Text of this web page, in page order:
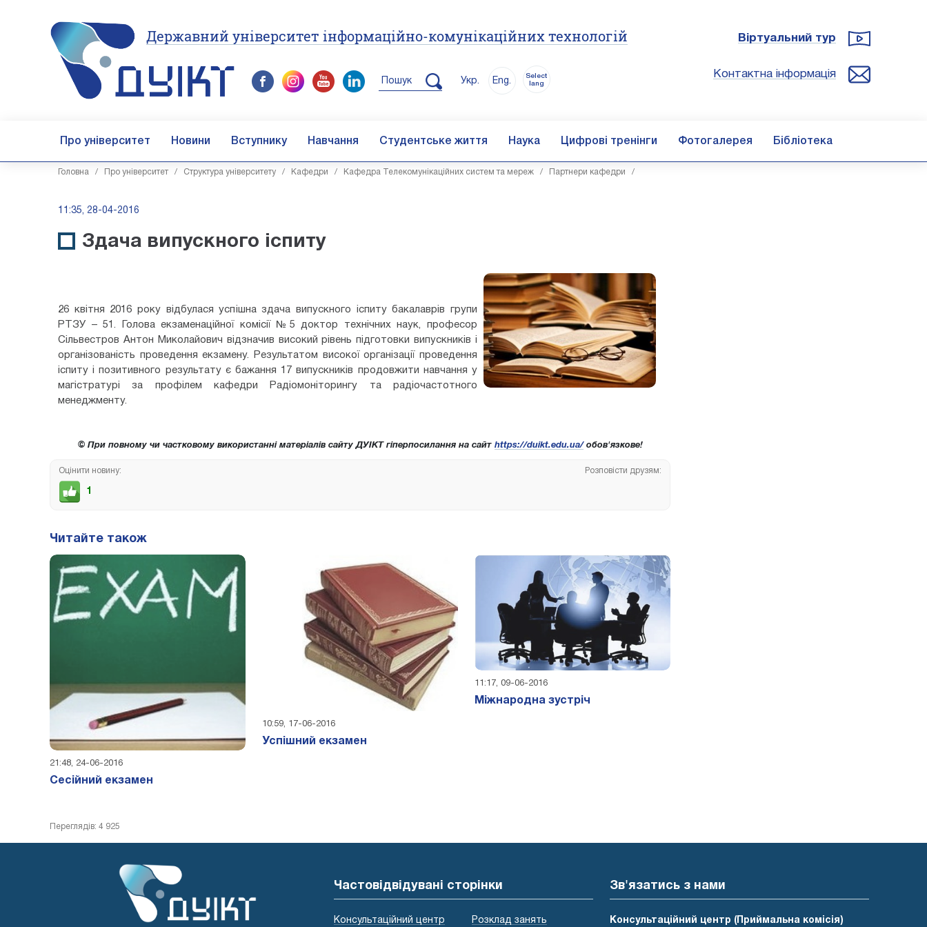
Державний університет інформаційно-комунікаційних технологій
Пошук Укр. Eng.
Select
lang
Віртуальний тур
Контактна інформація
Про університет Новини Вступнику Навчання Студентське життя Наука Цифрові тренінги Фотогалерея Бібліотека
Головна / Про університет/ Структура університету / Кафедри / Кафедра Телекомунікаційних систем та мереж / Партнери кафедри /
11:35, 28-04-2016
Здача випускного іспиту
26 квітня 2016 року відбулася успішна здача випускного іспиту бакалаврів групи
РТЗУ – 51. Голова екзаменаційної комісії №5 доктор технічних наук, професор
Сільвестров Антон Миколайович відзначив високий рівень підготовки випускників і
організованість проведення екзамену. Результатом високої організації проведення
іспиту і позитивного результату є бажання 17 випускників продовжити навчання у
магістратурі за профілем кафедри Радіомоніторингу та радіочастотного
менеджменту.
© При повному чи частковому використанні матеріалів сайту ДУІКТ гіперпосилання на сайт https://duikt.edu.ua/обов'язкове!
Оцінити новину:
1
Розповісти друзям:
Читайте також
21:48, 24-06-2016
Сесійний екзамен
10:59, 17-06-2016
Успішний екзамен
11:17, 09-06-2016
Міжнародна зустріч
Переглядів: 4 925
Частовідвідувані сторінки
Консультаційний центр Розклад занять
Зв'язатись з нами
Консультаційний центр (Приймальна комісія)